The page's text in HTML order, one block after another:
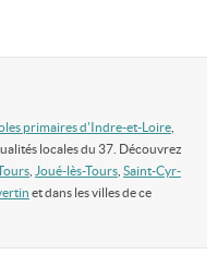
primaires d'Indre-et-Loire,
locales du 37. Découvrez
, Joué-lès-Tours, Saint-Cyr-
et dans les villes de ce